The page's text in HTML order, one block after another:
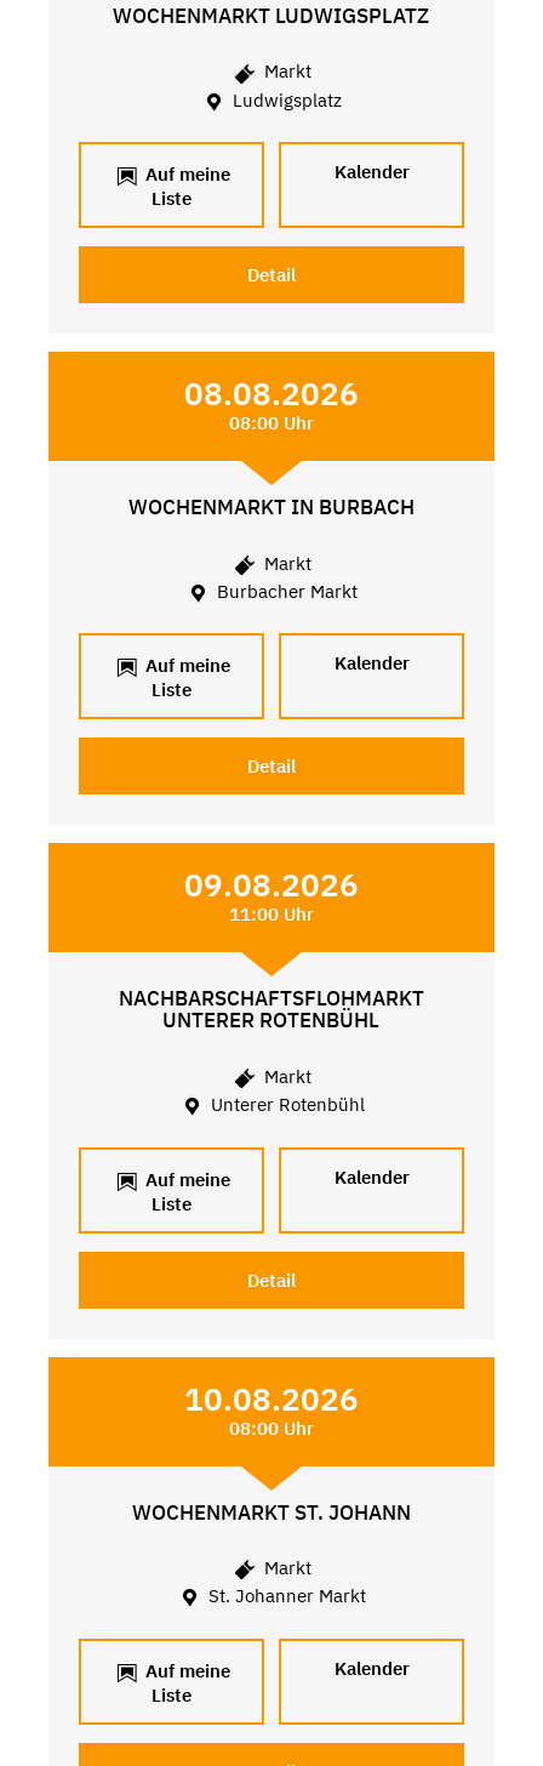
WOCHENMARKT LUDWIGSPLATZ
Markt
Ludwigsplatz
Auf meine
Liste
Kalender
Detail
08.08.2026
08:00 Uhr
WOCHENMARKT IN BURBACH
Markt
Burbacher Markt
Auf meine
Liste
Kalender
Detail
09.08.2026
11:00 Uhr
NACHBARSCHAFTSFLOHMARKT
UNTERER ROTENBÜHL
Markt
Unterer Rotenbühl
Auf meine
Liste
Kalender
Detail
10.08.2026
08:00 Uhr
WOCHENMARKT ST. JOHANN
Markt
St. Johanner Markt
Auf meine
Liste
Kalender